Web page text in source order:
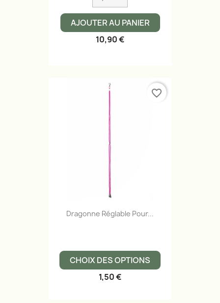
AJOUTER AU PANIER
10,90 €
Dragonne Réglable Pour...
CHOIX DES OPTIONS
1,50 €
favorite_border